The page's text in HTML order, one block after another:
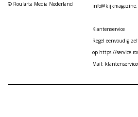
© Roularta Media Nederland
Klantenservice
Regel eenvoudig
op https://
Mail: